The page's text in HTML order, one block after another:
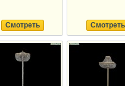
Смотреть Смотреть